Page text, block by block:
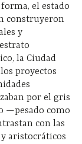
el estado
construyeron
y
la Ciudad
proyectos
por el gris
—pesado como
con las
aristocráticos